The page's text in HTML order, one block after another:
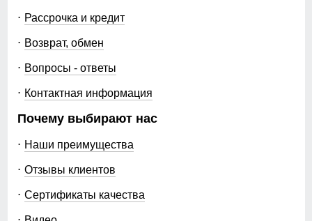
Рассрочка и кредит
Возврат, обмен
Вопросы - ответы
Контактная информация
Почему выбирают нас
Наши преимущества
Отзывы клиентов
Сертификаты качества